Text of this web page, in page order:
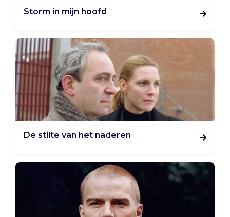
Storm in mijn hoofd
De stilte van het naderen